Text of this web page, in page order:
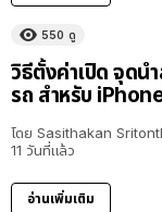
550 ดู
วิธีตั้งค่าเปิด จุดน
รถ สำหรับ
โดย Sasithakan
11 วันที่แล้ว
อ่านเพิ่มเติม